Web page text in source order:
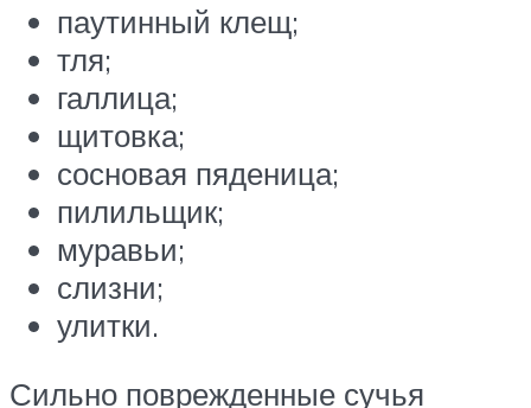
паутинный клещ;
тля;
галлица;
щитовка;
сосновая пяденица;
пилильщик;
муравьи;
слизни;
улитки.
Сильно поврежденные сучья